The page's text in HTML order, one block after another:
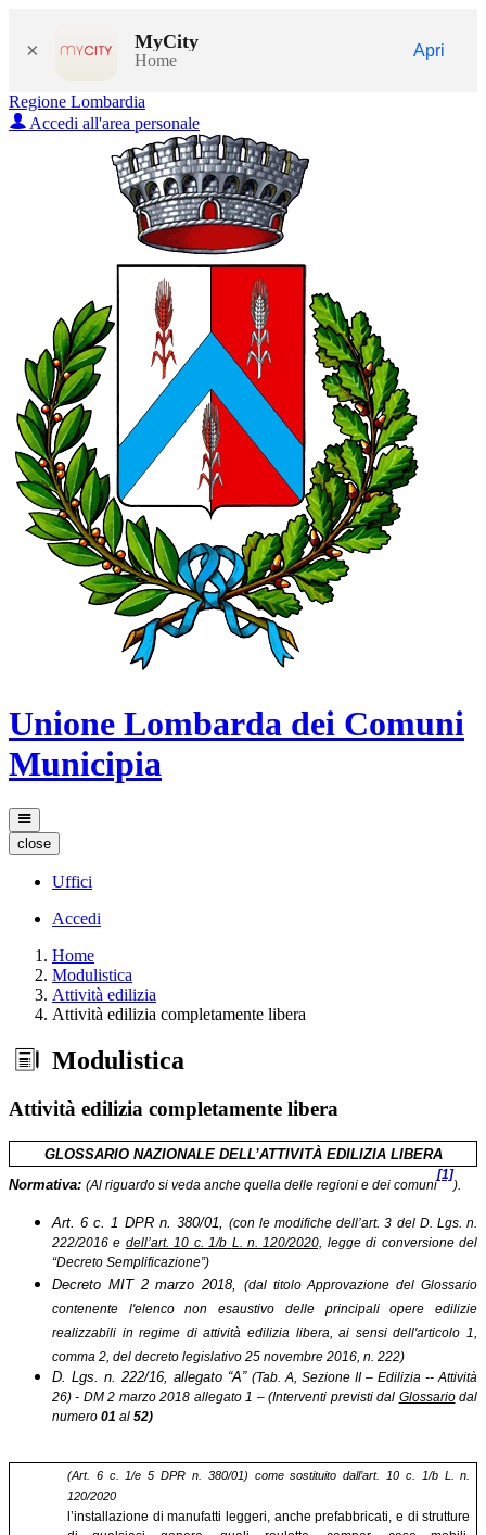
× MyCity
Home
Apri
Regione Lombardia
Accedi all'area personale
Unione Lombarda dei Comuni
Municipia
close
Uffici
Accedi
Home
Modulistica
Attività edilizia
Attività edilizia completamente libera
Modulistica
Attività edilizia completamente libera
GLOSSARIO NAZIONALE DELL’ATTIVITÀ EDILIZIA LIBERA
Normativa: (Al riguardo si veda anche quella delle regioni e dei comuni
[1]
).
Art. 6 c. 1 DPR n. 380/01, (con le modifiche dell’art. 3 del D. Lgs. n.
222/2016 e dell’art. 10 c. 1/b L. n. 120/2020, legge di conversione del
“Decreto Semplificazione”)
Decreto MIT 2 marzo 2018, (dal titolo Approvazione del Glossario
contenente l'elenco non esaustivo delle principali opere edilizie
realizzabili in regime di attività edilizia libera, ai sensi dell'articolo 1,
comma 2, del decreto legislativo 25 novembre 2016, n. 222)
D. Lgs. n. 222/16, allegato “A” (Tab. A, Sezione II – Edilizia -- Attività
26) - DM 2 marzo 2018 allegato 1 – (Interventi previsti dal Glossariodal
numero 01 al 52)
(Art. 6 c. 1/e 5 DPR n. 380/01) come sostituito dall’art. 10 c. 1/b L. n.
120/2020
l’installazione di manufatti leggeri, anche prefabbricati, e di strutture